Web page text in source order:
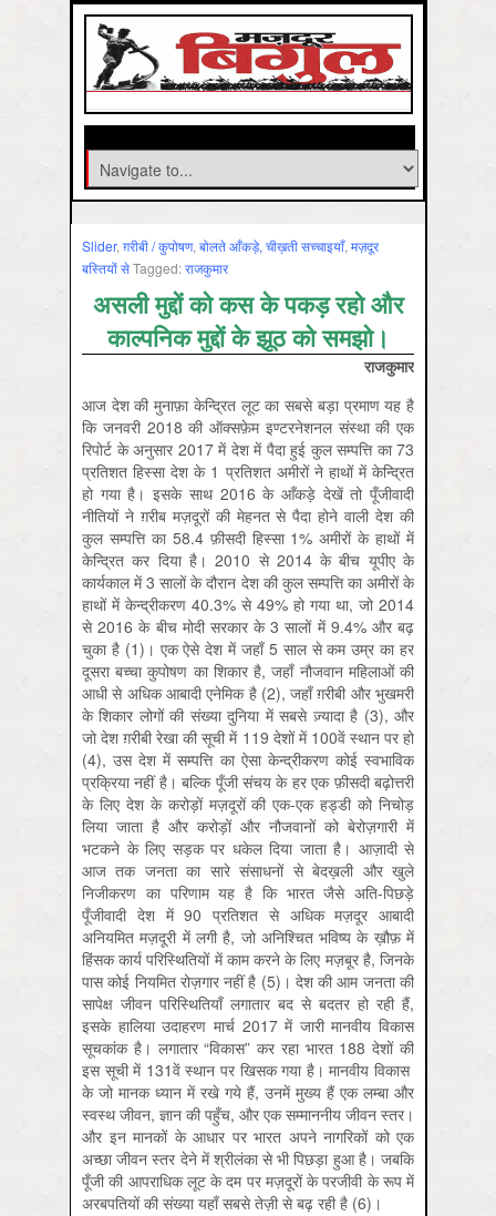
Slider, ग़रीबी / कुपोषण, बोलते आँकड़े, चीख़ती सच्चाइयाँ, मज़दूर
बस्तियों सेTagged:राजकुमार
असली मुद्दों को कस के पकड़ रहो और
काल्पनिक मुद्दों के झूठ को समझो।
राजकुमार
आज देश की मुनाफ़ा केन्द्रित लूट का सबसे बड़ा प्रमाण यह है
कि जनवरी 2018 की ऑक्सफ़ेम इण्टरनेशनल संस्था की एक
रिपोर्ट के अनुसार 2017 में देश में पैदा हुई कुल सम्पत्ति का 73
प्रतिशत हिस्सा देश के 1 प्रतिशत अमीरों ने हाथों में केन्द्रित
हो गया है। इसके साथ 2016 के आँकड़े देखें तो पूँजीवादी
नीतियों ने ग़रीब मज़दूरों की मेहनत से पैदा होने वाली देश की
कुल सम्पत्ति का 58.4 फ़ीसदी हिस्सा 1% अमीरों के हाथों में
केन्द्रित कर दिया है। 2010 से 2014 के बीच यूपीए के
कार्यकाल में 3 सालों के दौरान देश की कुल सम्पत्ति का अमीरों के
हाथों में केन्द्रीकरण 40.3% से 49% हो गया था, जो 2014
से 2016 के बीच मोदी सरकार के 3 सालों में 9.4% और बढ़
चुका है (1)। एक ऐसे देश में जहाँ 5 साल से कम उम्र का हर
दूसरा बच्चा कुपोषण का शिकार है, जहाँ नौजवान महिलाओं की
आधी से अधिक आबादी एनेमिक है (2), जहाँ ग़रीबी और भुखमरी
के शिकार लोगों की संख्या दुनिया में सबसे ज़्यादा है (3), और
जो देश ग़रीबी रेखा की सूची में 119 देशों में 100वें स्थान पर हो
(4), उस देश में सम्पत्ति का ऐसा केन्द्रीकरण कोई स्वभाविक
प्रक्रिया नहीं है। बल्कि पूँजी संचय के हर एक फ़ीसदी बढ़ोत्तरी
के लिए देश के करोड़ों मज़दूरों की एक-एक हड्डी को निचोड़
लिया जाता है और करोड़ों और नौजवानों को बेरोज़गारी में
भटकने के लिए सड़क पर धकेल दिया जाता है। आज़ादी से
आज तक जनता का सारे संसाधनों से बेदख़ली और खुले
निजीकरण का परिणाम यह है कि भारत जैसे अति-पिछड़े
पूँजीवादी देश में 90 प्रतिशत से अधिक मज़दूर आबादी
अनियमित मज़दूरी में लगी है, जो अनिश्चित भविष्य के ख़ौफ़ में
हिंसक कार्य परिस्थितियों में काम करने के लिए मज़बूर है, जिनके
पास कोई नियमित रोज़गार नहीं है (5)। देश की आम जनता की
सापेक्ष जीवन परिस्थितियाँ लगातार बद से बदतर हो रही हैं,
इसके हालिया उदाहरण मार्च 2017 में जारी मानवीय विकास
सूचकांक है। लगातार “विकास” कर रहा भारत 188 देशों की
इस सूची में 131वें स्थान पर खिसक गया है। मानवीय विकास
के जो मानक ध्यान में रखे गये हैं, उनमें मुख्य हैं एक लम्बा और
स्वस्थ जीवन, ज्ञान की पहुँच, और एक सम्माननीय जीवन स्तर।
और इन मानकों के आधार पर भारत अपने नागरिकों को एक
अच्छा जीवन स्तर देने में श्रीलंका से भी पिछड़ा हुआ है। जबकि
पूँजी की आपराधिक लूट के दम पर मज़दूरों के परजीवी के रूप में
अरबपतियों की संख्या यहाँ सबसे तेज़ी से बढ़ रही है (6)।